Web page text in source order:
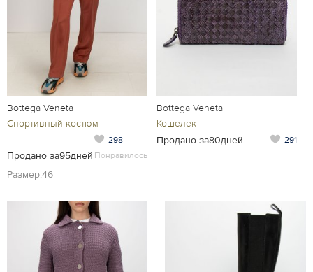
Bottega Veneta
Спортивный костюм
Продано за95дней
298
Понравилось
Размер:46
Bottega Veneta
Кошелек
Продано за80дней
291